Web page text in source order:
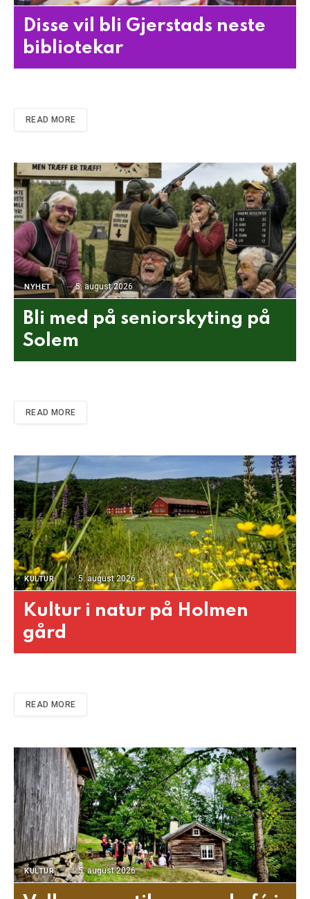
Disse vil bli Gjerstads neste
bibliotekar
READ MORE
NYHET 5. august 2026
Bli med på seniorskyting på
Solem
READ MORE
KULTUR 5. august 2026
Kultur i natur på Holmen
gård
READ MORE
KULTUR 5. august 2026